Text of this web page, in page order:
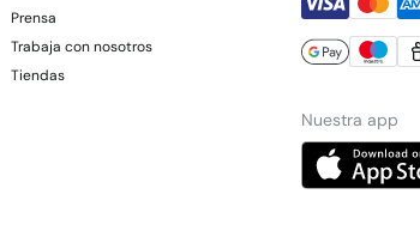
Prensa
Trabaja con nosotros
Tiendas
Nuestra app